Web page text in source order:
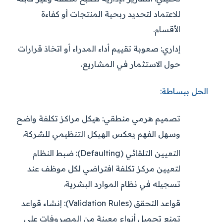
للاعتماد لتحديد ربحية المنتجات أو كفاءة
الأقسام.
إداري: صعوبة تقييم أداء المدراء أو اتخاذ قرارات
حول الاستثمار في المشاريع.
الحل ببساطة:
تصميم هرمي منطقي: هيكل مراكز تكلفة واضح
وسهل الفهم يعكس الهيكل التنظيمي للشركة.
التعيين التلقائي (Defaulting):
ضبط النظام
لتعيين مركز تكلفة افتراضي لكل موظف عند
تسجيله في نظام الموارد البشرية.
قواعد التحقق (Validation Rules):
إنشاء قواعد
تمنع تحميل أنواع معينة من المصروفات على